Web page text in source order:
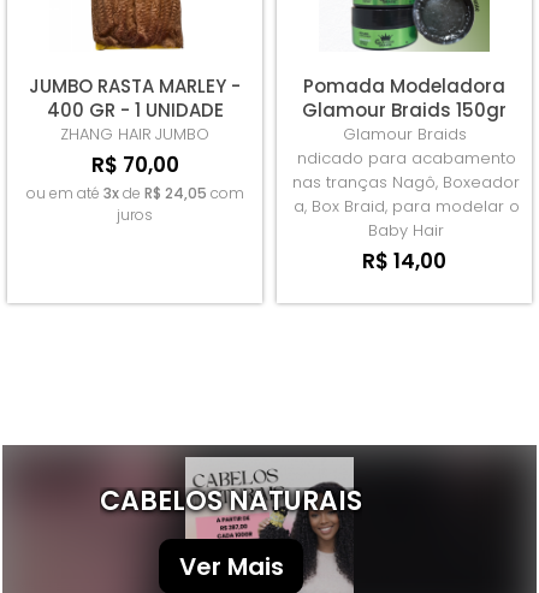
JUMBO RASTA MARLEY -
400 GR - 1 UNIDADE
ZHANG HAIR JUMBO
R$ 70,00
ou em até 3xde R$ 24,05 com
juros
Pomada Modeladora
Glamour Braids 150gr
Glamour Braids
ndicado para acabamento
nas tranças Nagô, Boxeador
a, Box Braid, para modelar o
Baby Hair
R$ 14,00
CABELOS NATURAIS
Ver Mais